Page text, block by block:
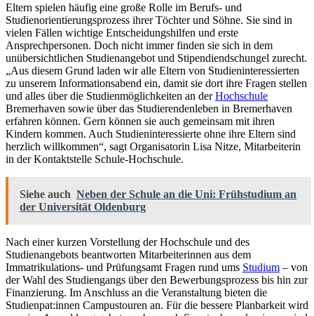
Eltern spielen häufig eine große Rolle im Berufs- und
Studienorientierungsprozess ihrer Töchter und Söhne. Sie sind in
vielen Fällen wichtige Entscheidungshilfen und erste
Ansprechpersonen. Doch nicht immer finden sie sich in dem
unübersichtlichen Studienangebot und Stipendiendschungel zurecht.
„Aus diesem Grund laden wir alle Eltern von Studieninteressierten
zu unserem Informationsabend ein, damit sie dort ihre Fragen stellen
und alles über die Studienmöglichkeiten an derHochschule
Bremerhaven sowie über das Studierendenleben in Bremerhaven
erfahren können. Gern können sie auch gemeinsam mit ihren
Kindern kommen. Auch Studieninteressierte ohne ihre Eltern sind
herzlich willkommen“, sagt Organisatorin Lisa Nitze, Mitarbeiterin
in der Kontaktstelle Schule-Hochschule.
Siehe auch Neben der Schule an die Uni: Frühstudium an
der Universität Oldenburg
Nach einer kurzen Vorstellung der Hochschule und des
Studienangebots beantworten Mitarbeiterinnen aus dem
Immatrikulations- und Prüfungsamt Fragen rund ums Studium – von
der Wahl des Studiengangs über den Bewerbungsprozess bis hin zur
Finanzierung. Im Anschluss an die Veranstaltung bieten die
Studienpat:innen Campustouren an. Für die bessere Planbarkeit wird